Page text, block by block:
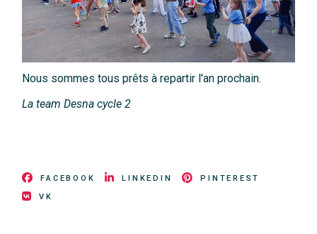
Nous sommes tous prêts à repartir l'an prochain.
La team Desna cycle 2
FACEBOOK LINKEDIN
PINTEREST
VK